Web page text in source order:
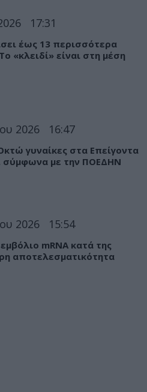
17:31
έως 13 περισσότερα
«κλειδί» είναι στη μέση
2026 16:47
γυναίκες στα Επείγοντα
σύμφωνα με την ΠΟΕΔΗΝ
2026 15:54
mRNA κατά της
αποτελεσματικότητα